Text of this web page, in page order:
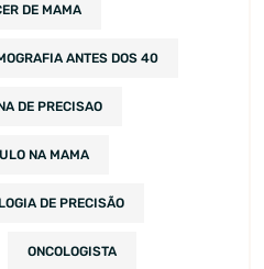
DE MAMA
ANTES DOS 40
DE PRECISAO
NA MAMA
DE PRECISÃO
ONCOLOGISTA